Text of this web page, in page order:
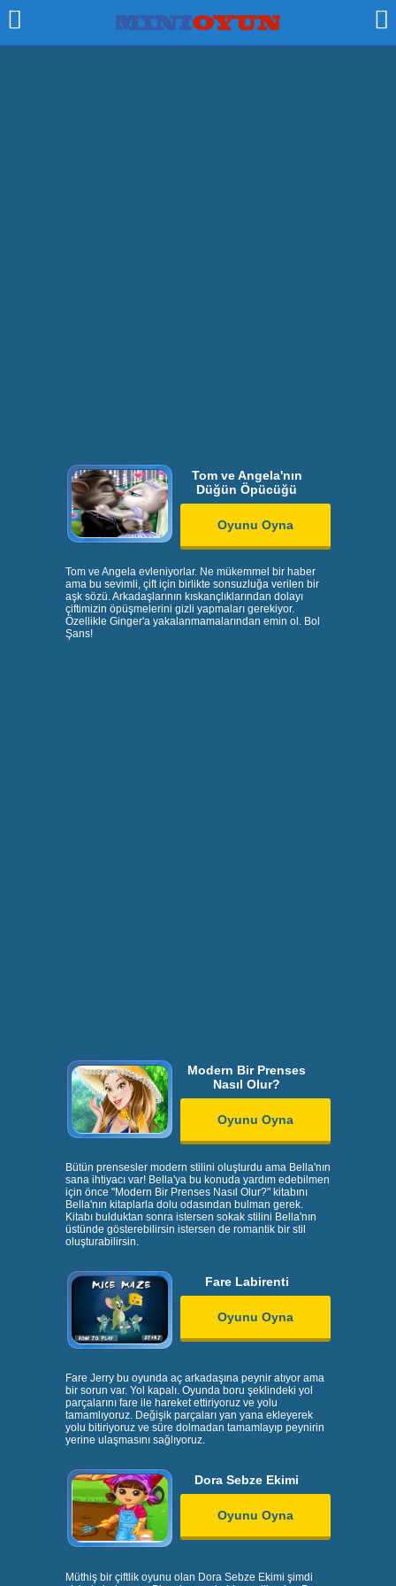
Tom ve Angela'nın
Düğün Öpücüğü
Oyunu Oyna
Tom ve Angela evleniyorlar. Ne mükemmel bir haber
ama bu sevimli, çift için birlikte sonsuzluğa verilen bir
aşk sözü. Arkadaşlarının kıskançlıklarından dolayı
çiftimizin öpüşmelerini gizli yapmaları gerekiyor.
Özellikle Ginger'a yakalanmamalarından emin ol. Bol
Şans!
Modern Bir Prenses
Nasıl Olur?
Oyunu Oyna
Bütün prensesler modern stilini oluşturdu ama Bella'nın
sana ihtiyacı var! Bella'ya bu konuda yardım edebilmen
için önce "Modern Bir Prenses Nasıl Olur?" kitabını
Bella'nın kitaplarla dolu odasından bulman gerek.
Kitabı bulduktan sonra istersen sokak stilini Bella'nın
üstünde gösterebilirsin istersen de romantik bir stil
oluşturabilirsin.
Fare Labirenti
Oyunu Oyna
Fare Jerry bu oyunda aç arkadaşına peynir atıyor ama
bir sorun var. Yol kapalı. Oyunda boru şeklindeki yol
parçalarını fare ile hareket ettiriyoruz ve yolu
tamamlıyoruz. Değişik parçaları yan yana ekleyerek
yolu bitiriyoruz ve süre dolmadan tamamlayıp peynirin
yerine ulaşmasını sağlıyoruz.
Dora Sebze Ekimi
Oyunu Oyna
Müthiş bir çiftlik oyunu olan Dora Sebze Ekimi şimdi